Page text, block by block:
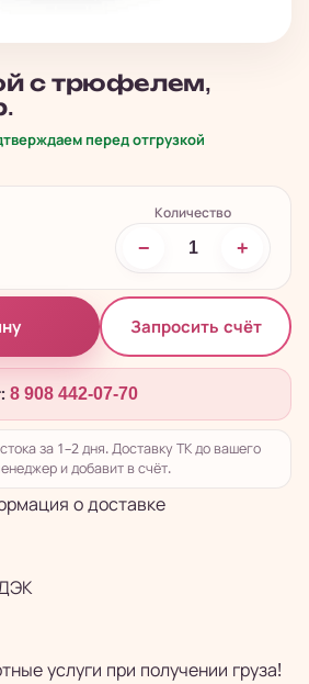
с трюфелем,
перед отгрузкой
Количество
− +
Запросить счёт
8 908 442-07-70
за 1–2 дня. Доставку ТК до вашего
и добавит в счёт.
о доставке
услуги при получении груза!